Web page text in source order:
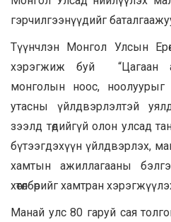
гэрчилгээнүүдийг
Түүнчлэн Монгол Улсын
хэрэгжиж буй “Цагаан
монголын ноос, ноолуурыг
утасны үйлдвэрлэлтэй
зээлд төдийгүй олон улсад
бүтээгдэхүүн үйлдвэрлэх,
хамтын ажиллагааны бэлгэ
хөтөлбөрийг хамтран
Манай улс 80 гаруй сая